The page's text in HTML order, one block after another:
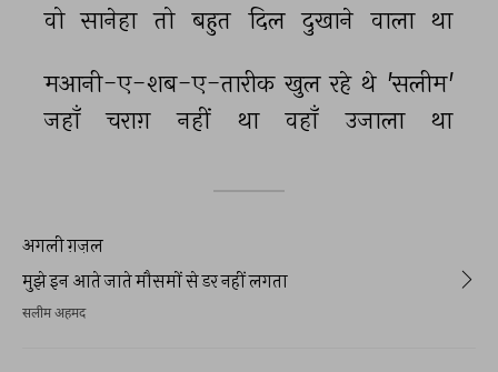
वो सानेहा तो बहुत दिल दुखाने वाला था
मआनी-ए-शब-ए-तारीक खुल रहे थे 'सलीम'
जहाँ
चराग़ नहीं था वहाँ उजाला था
अगली ग़ज़ल
मुझे इन आते जाते मौसमों से डर नहीं लगता
सलीम अहमद